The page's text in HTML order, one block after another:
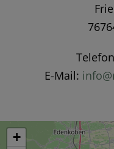
E-Mail:
+